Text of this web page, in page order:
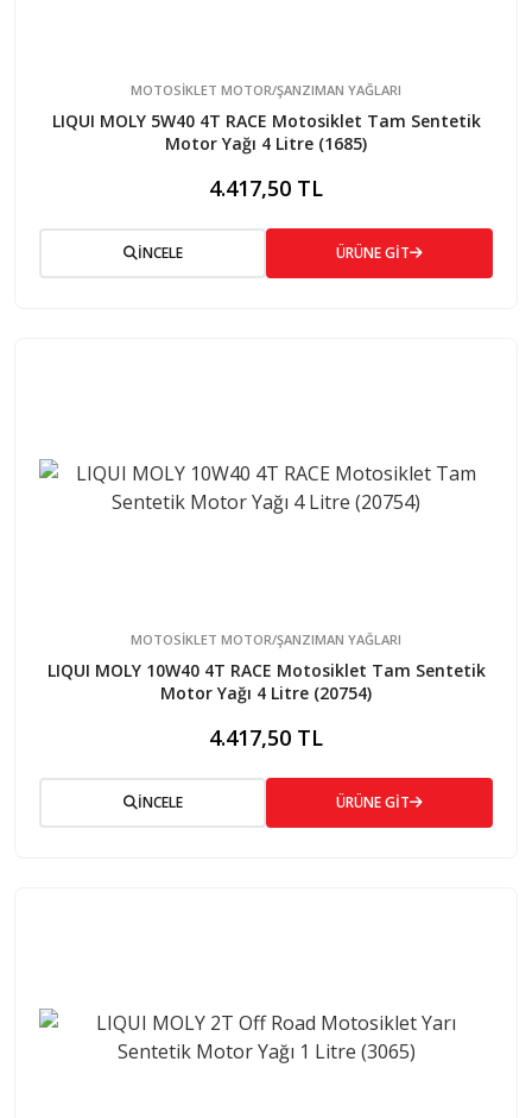
MOTOSİKLET MOTOR/ŞANZIMAN YAĞLARI
LIQUI MOLY 5W40 4T RACE Motosiklet Tam Sentetik
Motor Yağı 4 Litre (1685)
4.417,50 TL
İNCELE ÜRÜNE GİT
MOTOSİKLET MOTOR/ŞANZIMAN YAĞLARI
LIQUI MOLY 10W40 4T RACE Motosiklet Tam Sentetik
Motor Yağı 4 Litre (20754)
4.417,50 TL
İNCELE ÜRÜNE GİT